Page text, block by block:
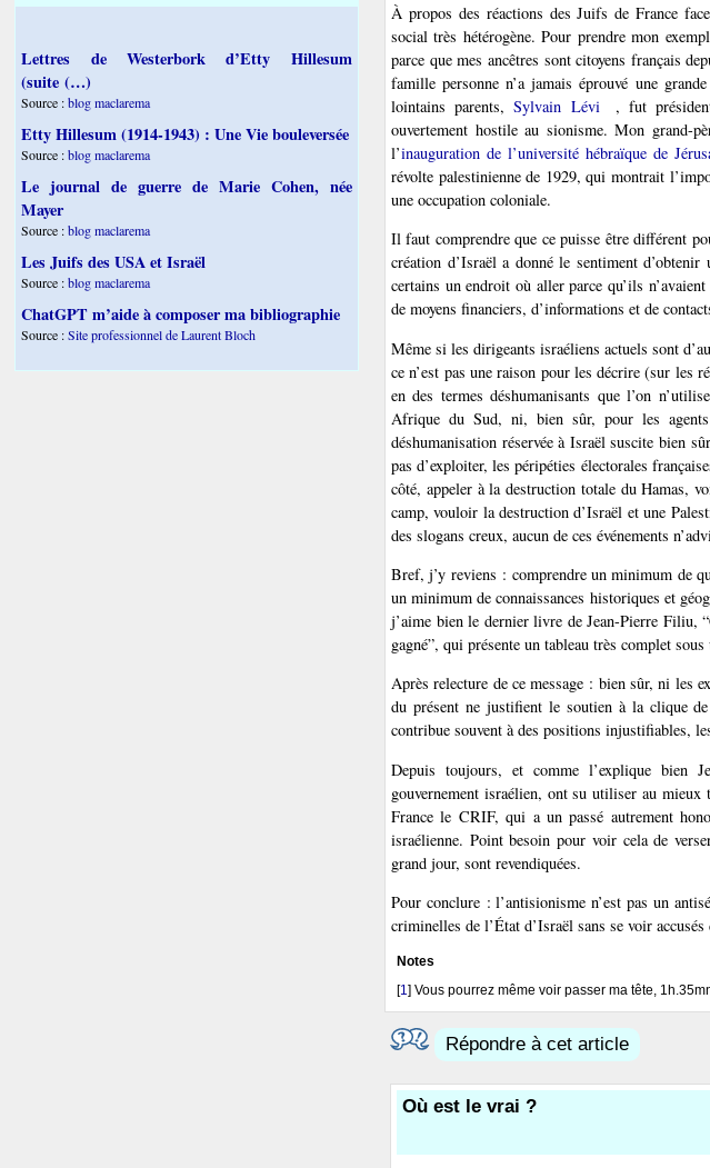
À propos des réactions des Juifs de France
social très hétérogène. Pour prendre mon
parce que mes ancêtres sont citoyens français
famille personne n’a jamais éprouvé une
lointains parents,Sylvain Lévi , fut
ouvertement hostile au sionisme. Mon grand-
l’inauguration de l’université hébraïque de
révolte palestinienne de 1929, qui montrait
une occupation coloniale.
Il faut comprendre que ce puisse être différent
création d’Israël a donné le sentiment
certains un endroit où aller parce qu’ils
de moyens financiers, d’informations et de
Même si les dirigeants israéliens actuels sont
ce n’est pas une raison pour les décrire (sur les
en des termes déshumanisants que l’on
Afrique du Sud, ni, bien sûr, pour les
déshumanisation réservée à Israël suscite bien
pas d’exploiter, les péripéties électorales
côté, appeler à la destruction totale du Hamas,
camp, vouloir la destruction d’Israël et une
des slogans creux, aucun de ces événements
Bref, j’y reviens : comprendre un minimum de
un minimum de connaissances historiques et
j’aime bien le dernier livre de Jean-Pierre Filiu,
gagné”, qui présente un tableau très complet
Après relecture de ce message : bien sûr, ni les
du présent ne justifient le soutien à la clique
contribue souvent à des positions injustifiables,
Depuis toujours, et comme l’explique bien
gouvernement israélien, ont su utiliser au
France le CRIF, qui a un passé autrement
israélienne. Point besoin pour voir cela de
grand jour, sont revendiquées.
Pour conclure : l’antisionisme n’est pas un
criminelles de l’État d’Israël sans se voir
Notes
[1 ] Vous pourrez même voir passer ma tête,
Répondre à cet article
Où est le vrai ?
Lettres de Westerbork d’Etty Hillesum
(suite (…)
Source :blog maclarema
Etty Hillesum (1914-1943) : Une Vie bouleversée
Source :blog maclarema
Le journal de guerre de Marie Cohen, née
Mayer
Source :blog maclarema
Les Juifs des USA et Israël
Source :blog maclarema
ChatGPT m’aide à composer ma bibliographie
Source :Site professionnel de Laurent Bloch